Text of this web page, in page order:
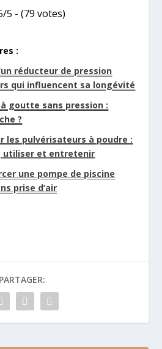
5 - (79 votes)
:
réducteur de pression
qui influencent sa longévité
goutte sans pression :
?
les pulvérisateurs à poudre :
utiliser et entretenir
une pompe de piscine
prise d’air
PARTAGER: